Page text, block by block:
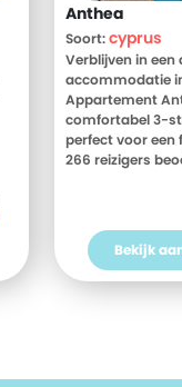
Anthea
Soort:cyprus
Verblijven in
accommodatie
Appartement
comfortabel 3-
perfect voor een
266 reizigers
weten? Bekijk
beoordelingen
Anthea, voor
toe aan een
Cyprus? Boek
Bekijk